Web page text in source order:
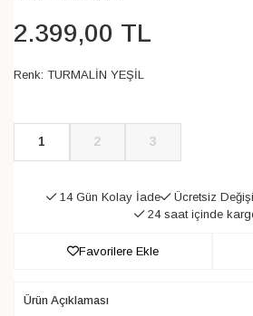
2.399,00 TL
Renk: TURMALİN YEŞİL
1 2 3
14 Gün Kolay İade Ücretsiz
24 saat içinde
Favorilere Ekle
Ürün Açıklaması